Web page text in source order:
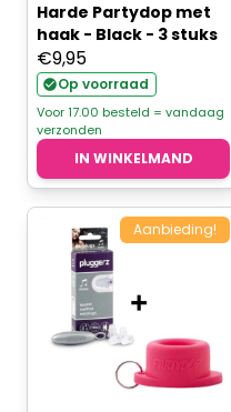
Harde Partydop met
haak - Black - 3 stuks
€9,95
Op voorraad
Voor 17.00 besteld = vandaag
verzonden
IN WINKELMAND
Aanbieding!